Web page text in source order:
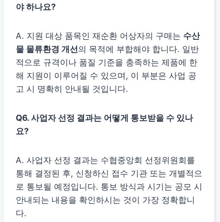
야 하나요?
A. 지원 대상 품목인 재순환 어상자의 구매는 수산
물 물류환경 개선의 목적에 부합해야 합니다. 일반
적으로 규격이나 품질 기준을 충족하는 제품에 한
해 지원이 이루어질 수 있으며, 이 부분은 사업 공
고 시 명확히 안내될 것입니다.
Q6. 사업자 선정 결과는 어떻게 통보받을 수 있나
요?
A. 사업자 선정 결과는 수협중앙회 선정위원회를
통해 결정된 후, 신청하신 접수 기관 또는 개별적으
로 통보될 예정입니다. 통보 방식과 시기는 공모 시
안내되는 내용을 확인하시는 것이 가장 정확합니
다.